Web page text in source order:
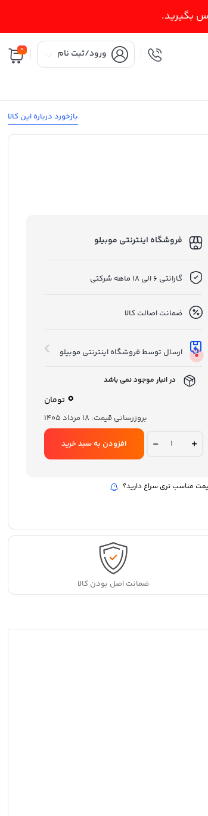
بگیرید.
ورود/ثبت نام 0
بازخورد درباره این کالا
فروشگاه اینترنتی موبیلو
گارانتی 6 الی 18 ماهه شرکتی
ضمانت اصالت کالا
ارسال توسط فروشگاه اینترنتی موبیلو
در انبار موجود نمی باشد
0 تومان
بروزرسانی قیمت: 18 مرداد 1405
تبلت
اپل
(10th)
-
Wi-
Fi
گیگابایت
افزودن به سبد خرید
مناسب تری سراغ دارید؟
ضمانت اصل بودن کالا